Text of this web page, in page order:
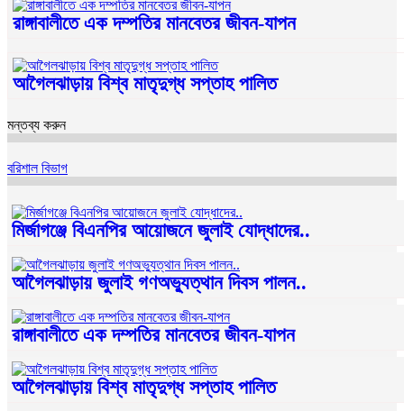
রাঙ্গাবালীতে এক দম্পতির মানবেতর জীবন-যাপন
আগৈলঝাড়ায় বিশ্ব মাতৃদুগ্ধ সপ্তাহ পালিত
মন্তব্য করুন
বরিশাল বিভাগ
মির্জাগঞ্জে বিএনপির আয়োজনে জুলাই যোদ্ধাদের..
আগৈলঝাড়ায় জুলাই গণঅভ্যুত্থান দিবস পালন..
রাঙ্গাবালীতে এক দম্পতির মানবেতর জীবন-যাপন
আগৈলঝাড়ায় বিশ্ব মাতৃদুগ্ধ সপ্তাহ পালিত